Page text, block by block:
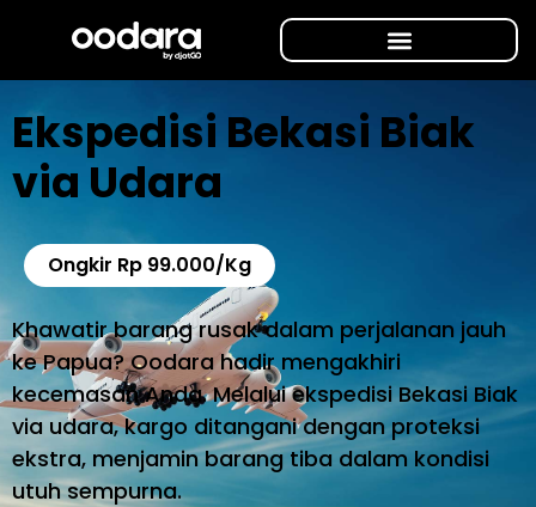
Ekspedisi Bekasi Biak
via Udara
Ongkir Rp 99.000/Kg
Khawatir barang rusak dalam perjalanan jauh
ke Papua? Oodara hadir mengakhiri
kecemasan Anda. Melalui ekspedisi Bekasi Biak
via udara, kargo ditangani dengan proteksi
ekstra, menjamin barang tiba dalam kondisi
utuh sempurna.